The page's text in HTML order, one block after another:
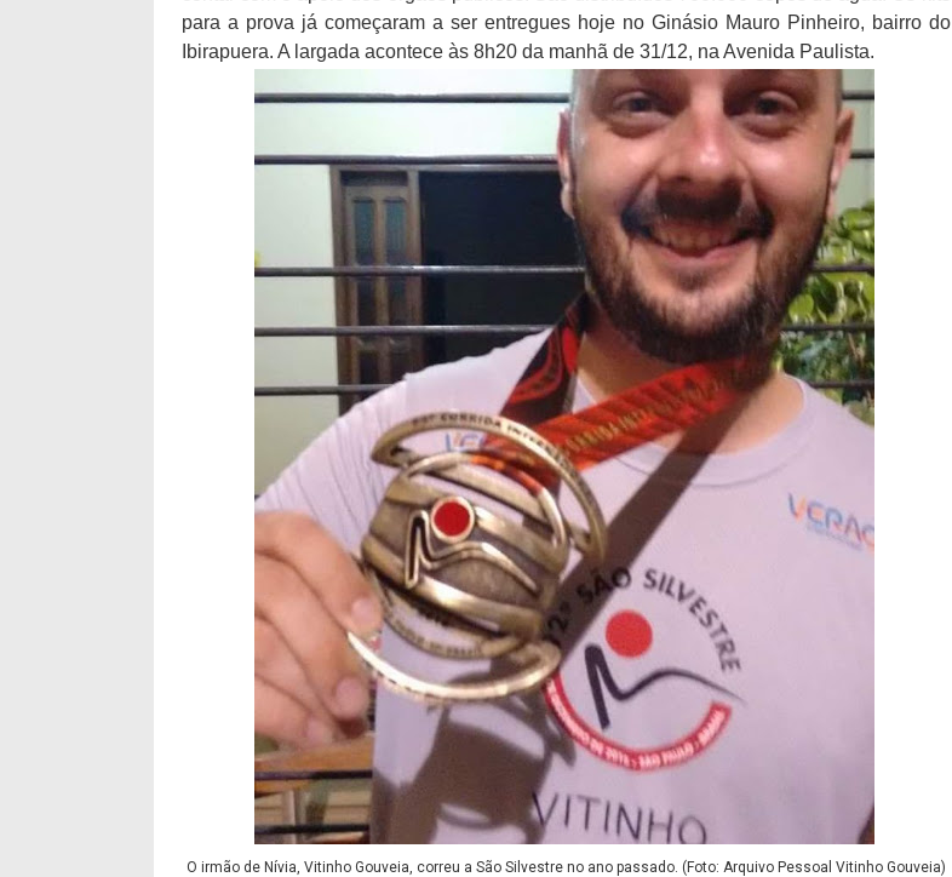
para a prova já começaram a ser entregues hoje no Ginásio Mauro Pinheiro, bairro do
Ibirapuera. A largada acontece às 8h20 da manhã de 31/12, na Avenida Paulista.
O irmão de Nívia, Vitinho Gouveia, correu a São Silvestre no ano passado. (Foto: Arquivo Pessoal Vitinho Gouveia)